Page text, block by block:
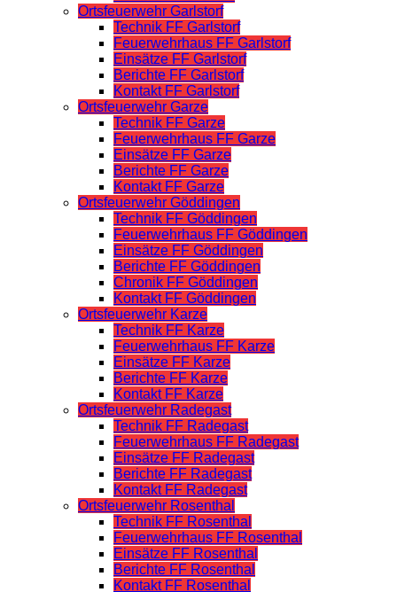
Ortsfeuerwehr Garlstorf
Technik FF Garlstorf
Feuerwehrhaus FF Garlstorf
Einsätze FF Garlstorf
Berichte FF Garlstorf
Kontakt FF Garlstorf
Ortsfeuerwehr Garze
Technik FF Garze
Feuerwehrhaus FF Garze
Einsätze FF Garze
Berichte FF Garze
Kontakt FF Garze
Ortsfeuerwehr Göddingen
Technik FF Göddingen
Feuerwehrhaus FF Göddingen
Einsätze FF Göddingen
Berichte FF Göddingen
Chronik FF Göddingen
Kontakt FF Göddingen
Ortsfeuerwehr Karze
Technik FF Karze
Feuerwehrhaus FF Karze
Einsätze FF Karze
Berichte FF Karze
Kontakt FF Karze
Ortsfeuerwehr Radegast
Technik FF Radegast
Feuerwehrhaus FF Radegast
Einsätze FF Radegast
Berichte FF Radegast
Kontakt FF Radegast
Ortsfeuerwehr Rosenthal
Technik FF Rosenthal
Feuerwehrhaus FF Rosenthal
Einsätze FF Rosenthal
Berichte FF Rosenthal
Kontakt FF Rosenthal